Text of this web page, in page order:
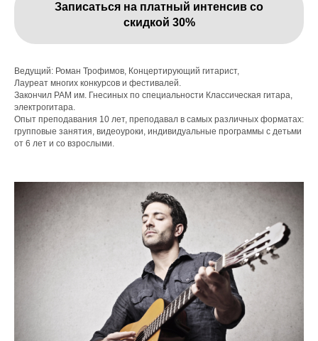
Записаться на платный интенсив со
скидкой 30%
Ведущий: Роман Трофимов, Концертирующий гитарист,
Лауреат многих конкурсов и фестивалей.
Закончил РАМ им. Гнесиных по специальности Классическая гитара,
электрогитара.
Опыт преподавания 10 лет, преподавал в самых различных форматах:
групповые занятия, видеоуроки, индивидуальные программы с детьми
от 6 лет и со взрослыми.